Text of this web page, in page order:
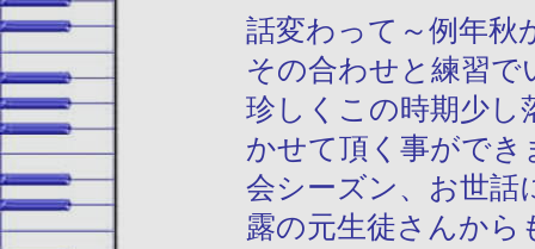
話変わって～例年秋
その合わせと練習
珍しくこの時期少し
かせて頂く事ができ
会シーズン、お世話
露の元生徒さんから